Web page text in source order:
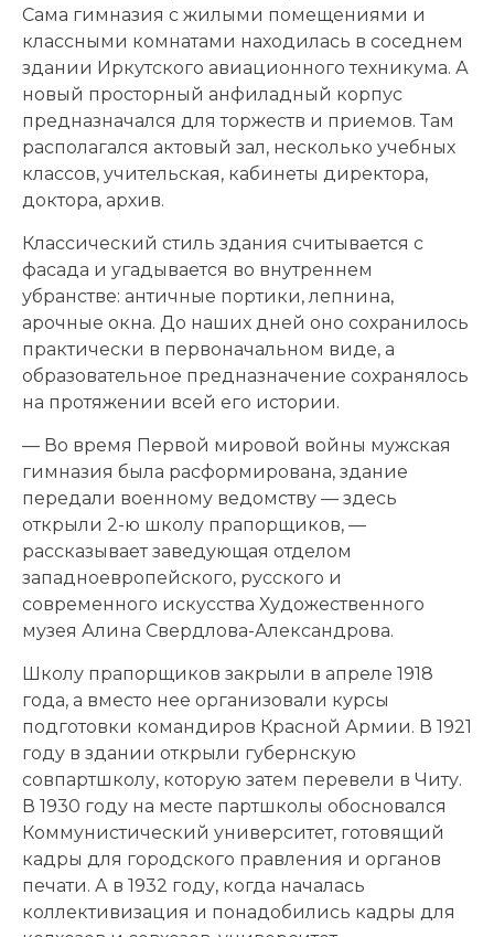
Сама гимназия с жилыми помещениями и
классными комнатами находилась в соседнем
здании Иркутского авиационного техникума. А
новый просторный анфиладный корпус
предназначался для торжеств и приемов. Там
располагался актовый зал, несколько учебных
классов, учительская, кабинеты директора,
доктора, архив.
Классический стиль здания считывается с
фасада и угадывается во внутреннем
убранстве: античные портики, лепнина,
арочные окна. До наших дней оно сохранилось
практически в первоначальном виде, а
образовательное предназначение сохранялось
на протяжении всей его истории.
— Во время Первой мировой войны мужская
гимназия была расформирована, здание
передали военному ведомству — здесь
открыли 2-ю школу прапорщиков, —
рассказывает заведующая отделом
западноевропейского, русского и
современного искусства Художественного
музея Алина Свердлова-Александрова.
Школу прапорщиков закрыли в апреле 1918
года, а вместо нее организовали курсы
подготовки командиров Красной Армии. В 1921
году в здании открыли губернскую
совпартшколу, которую затем перевели в Читу.
В 1930 году на месте партшколы обосновался
Коммунистический университет, готовящий
кадры для городского правления и органов
печати. А в 1932 году, когда началась
коллективизация и понадобились кадры для